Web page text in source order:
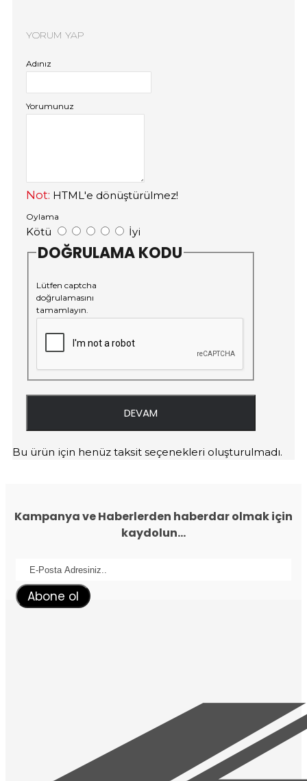
YORUM YAP
Adınız
Yorumunuz
Not: HTML'e dönüştürülmez!
Oylama
Kötü İyi
DOĞRULAMA KODU
Lütfen captcha
doğrulamasını
tamamlayın.
DEVAM
Bu ürün için henüz taksit seçenekleri oluşturulmadı.
Kampanya ve Haberlerden haberdar olmak için
kaydolun...
Abone ol